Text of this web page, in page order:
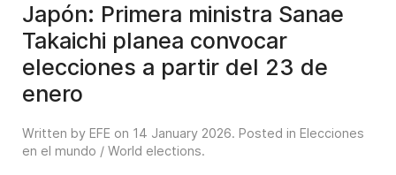
Japón: Primera ministra Sanae
Takaichi planea convocar
elecciones a partir del 23 de
enero
Written by EFE on 14 January 2026. Posted in Elecciones
en el mundo / World elections.